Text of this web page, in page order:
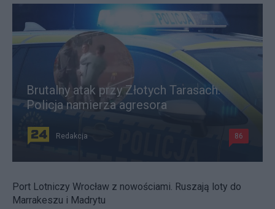
Brutalny atak przy Złotych Tarasach.
Policja namierza agresora
Redakcja 86
Port Lotniczy Wrocław z nowościami. Ruszają loty do
Marrakeszu i Madrytu